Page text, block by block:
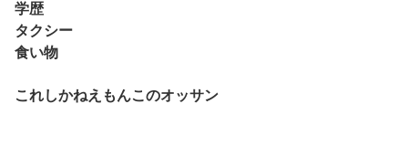
学歴
タクシー
食い物
これしかねえもんこのオッサン